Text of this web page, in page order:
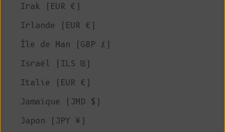
Irak (EUR €)
Irlande (EUR €)
Île de Man (GBP £)
Israël (ILS ₪)
Italie (EUR €)
Jamaïque (JMD $)
Japon (JPY ¥)